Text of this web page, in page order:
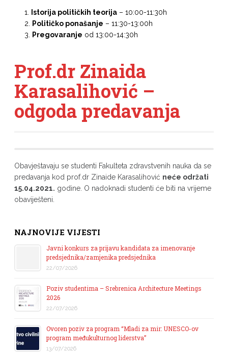
Istorija političkih teorija– 10:00-11:30h
Političko ponašanje – 11:30-13:00h
Pregovaranje od 13:00-14:30h
Prof.dr Zinaida
Karasalihović –
odgoda predavanja
Obavještavaju se studenti Fakulteta zdravstvenih nauka da se
predavanja kod prof.dr Zinaide Karasalihović neće održati
15.04.2021. godine. O nadoknadi studenti će biti na vrijeme
obaviješteni.
NAJNOVIJE VIJESTI
Javni konkurs za prijavu kandidata za imenovanje
predsjednika/zamjenika predsjednika
22/07/2026
Poziv studentima – Srebrenica Architecture Meetings
2026
22/07/2026
Ovoren poziv za program “Mladi za mir: UNESCO-ov
program međukulturnog liderstva”
13/07/2026